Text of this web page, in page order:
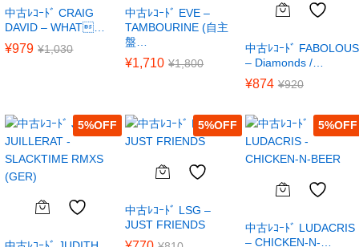
中古ﾚｺｰﾄﾞ CRAIG
DAVID – WHAT…
¥979 ¥1,030
中古ﾚｺｰﾄﾞ EVE –
TAMBOURINE (自主
盤…
¥1,710 ¥1,800
中古ﾚｺｰﾄﾞ FABOLOUS
– Diamonds /…
¥874 ¥920
5% 5%
中古ﾚｺｰﾄﾞ LSG –
JUST FRIENDS
5%
中古ﾚｺｰﾄﾞ LUDACRIS
– CHICKEN-N-…